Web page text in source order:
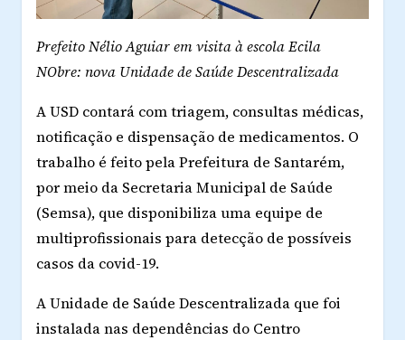
Prefeito Nélio Aguiar em visita à escola Ecila
NObre: nova Unidade de Saúde Descentralizada
A USD contará com triagem, consultas médicas,
notificação e dispensação de medicamentos. O
trabalho é feito pela Prefeitura de Santarém,
por meio da Secretaria Municipal de Saúde
(Semsa), que disponibiliza uma equipe de
multiprofissionais para detecção de possíveis
casos da covid-19.
A Unidade de Saúde Descentralizada que foi
instalada nas dependências do Centro